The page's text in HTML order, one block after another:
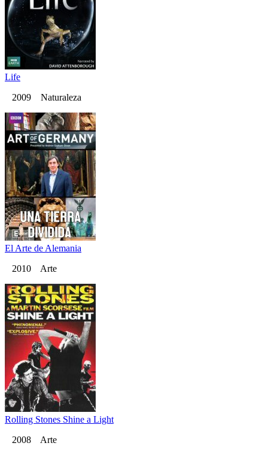
Life
2009 Naturaleza
El Arte de Alemania
2010 Arte
Rolling Stones Shine a Light
2008 Arte